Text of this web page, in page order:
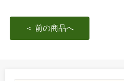
＜ 前の商品へ